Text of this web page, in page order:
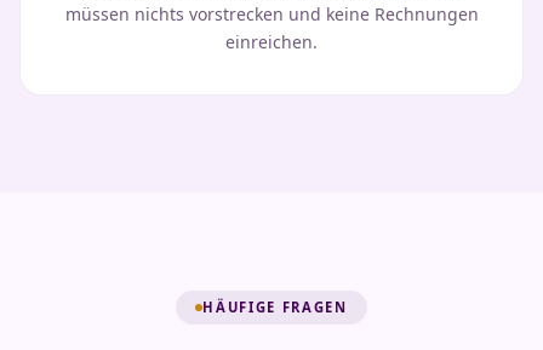
müssen nichts vorstrecken und keine Rechnungen
einreichen.
HÄUFIGE FRAGEN